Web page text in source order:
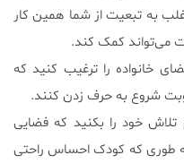
به تبعیت از شما همین کار
می‌تواند کمک کند.
خانواده را ترغیب کنید که
شروع به حرف زدن کنند.
تلاش خود را بکنید که فضایی
به طوری که کودک احساس راحتی